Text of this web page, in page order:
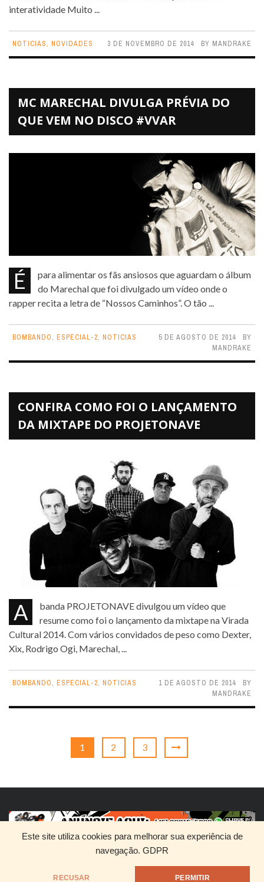
Este site utiliza cookies para melhorar sua experiência de
navegação. GDPR
RECUSAR PERMITIR
interatividade Muito ...
NOTICIAS, NOVIDADES 3 DE NOVEMBRO DE 2014 BY MANDRAKE
MC MARECHAL DIVULGA PRÉVIA DO
QUE VEM NO DISCO #VVAR
É para alimentar os fãs ansiosos que aguardam o álbum
do Marechal que foi divulgado um vídeo onde o
rapper recita a letra de “Nossos Caminhos”. O tão ...
BOMBANDO, ESPECIAL-2, NOTICIAS 5 DE AGOSTO DE 2014
BY
MANDRAKE
CONFIRA COMO FOI O LANÇAMENTO
DA MIXTAPE DO PROJETONAVE
A banda PROJETONAVE divulgou um vídeo que
resume como foi o lançamento da mixtape na Virada
Cultural 2014. Com vários convidados de peso como Dexter,
Xix, Rodrigo Ogi, Marechal, ...
BOMBANDO, ESPECIAL-2, NOTICIAS 1 DE AGOSTO DE 2014
BY
MANDRAKE
1 2 3
HOME QUEM SOMOS DIVULGUE SEU RAP